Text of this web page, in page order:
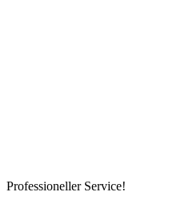
Professioneller Service!